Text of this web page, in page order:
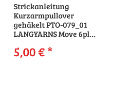
Strickanleitung
Kurzarmpullover
gehäkelt PTO-079_01
LANGYARNS Move 6ply
download
5,00 €*